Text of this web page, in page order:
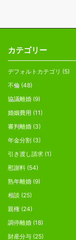
カテゴリー
デフォルトカテゴリ (5)
不倫 (48)
協議離婚 (9)
婚姻費用 (11)
審判離婚 (3)
年金分割 (3)
引き渡し請求 (1)
慰謝料 (54)
熟年離婚 (9)
相談 (25)
親権 (24)
調停離婚 (18)
財産分与 (25)